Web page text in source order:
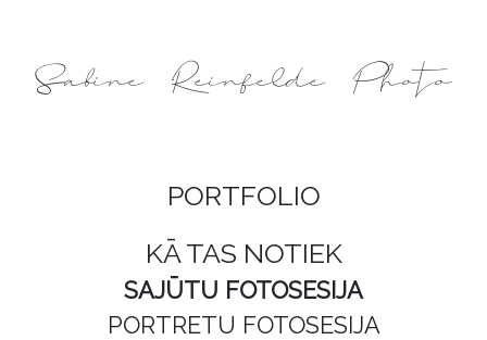
Sabine Reinfelde Photo
PORTFOLIO
KĀ TAS NOTIEK
SAJŪTU FOTOSESIJA
PORTRETU FOTOSESIJA